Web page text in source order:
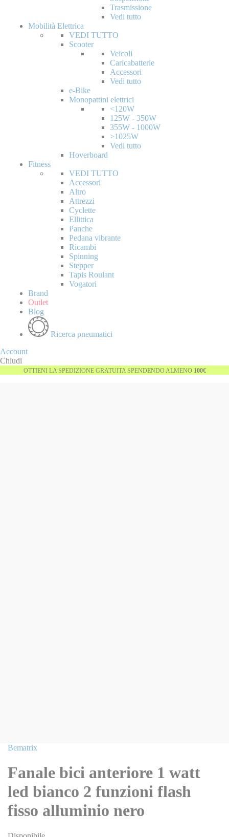
Trasmissione
Vedi tutto
Mobilità Elettrica
VEDI TUTTO
Scooter
Veicoli
Caricabatterie
Accessori
Vedi tutto
e-Bike
Monopattini elettrici
<120W
125W - 350W
355W - 1000W
>1025W
Vedi tutto
Hoverboard
Fitness
VEDI TUTTO
Accessori
Altro
Attrezzi
Cyclette
Ellittica
Panche
Pedana vibrante
Ricambi
Spinning
Stepper
Tapis Roulant
Vogatori
Brand
Outlet
Blog
Ricerca pneumatici
Account
Chiudi
OTTIENI LA SPEDIZIONE GRATUITA SPENDENDO ALMENO 100€
Vai
della
galleria
di
immagini
Bematrix
Fanale bici anteriore 1 watt
led bianco 2 funzioni flash
fisso alluminio nero